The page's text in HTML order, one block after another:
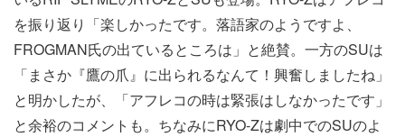
を振り返り「楽しかったです。落語家のようですよ、
FROGMAN氏の出ているところは」と絶賛。一方のSUは
「まさか『鷹の爪』に出られるなんて！興奮しましたね」
と明かしたが、「アフレコの時は緊張はしなかったです」
と余裕のコメントも。ちなみにRYO-Zは劇中でのSUのよ